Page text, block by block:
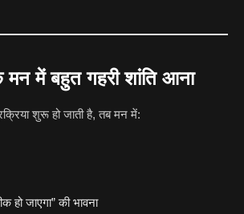
में बहुत गहरी शांति आना
शुरू हो जाती है, तब मन में:
हो जाएगा” की भावना